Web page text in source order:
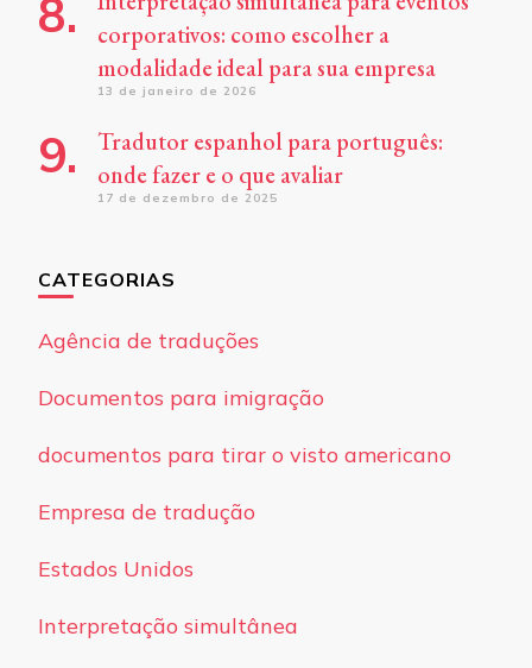
corporativos: como escolher a
modalidade ideal para sua empresa
13 de janeiro de 2026
Tradutor espanhol para português:
onde fazer e o que avaliar
17 de dezembro de 2025
CATEGORIAS
Agência de traduções
Documentos para imigração
documentos para tirar o visto americano
Empresa de tradução
Estados Unidos
Interpretação simultânea